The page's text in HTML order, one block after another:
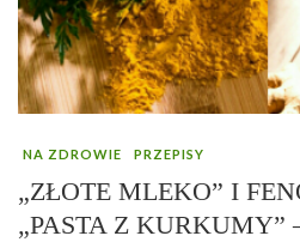
NA ZDROWIE PRZEPISY
„ZŁOTE MLEKO” I
„PASTA Z KURKUMY”